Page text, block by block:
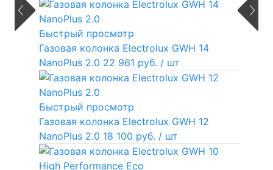
Быстрый просмотр
Газовая колонка Electrolux GWH 14
NanoPlus 2.0 22 961 руб. / шт
Быстрый просмотр
Газовая колонка Electrolux GWH 12
NanoPlus 2.0 18 100 руб. / шт